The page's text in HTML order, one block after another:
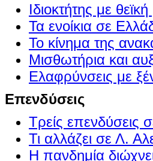
Ιδιοκτήτης με
Τα ενοίκια σε
Το κίνημα της
Μισθωτήρια και
Ελαφρύνσεις με
Επενδύσεις
Τρείς επενδύσεις
Τι αλλάζει σε Λ.
Η πανδημία